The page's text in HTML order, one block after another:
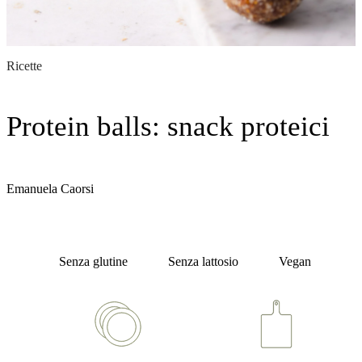
Protein balls: snack proteici
Ricette
Scritto da
Emanuela Caorsi
Senza glutine Senza lattosio Vegan